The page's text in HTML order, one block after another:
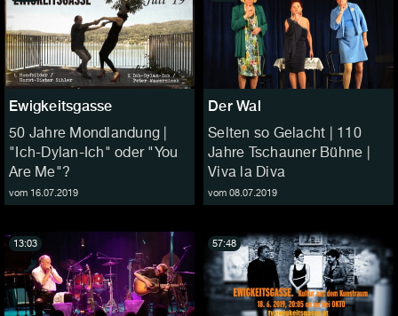
Ewigkeitsgasse
50 Jahre Mondlandung |
"Ich-Dylan-Ich" oder "You
Are Me"?
vom 16.07.2019
Der Wal
Selten so Gelacht | 110
Jahre Tschauner Bühne |
Viva la Diva
vom 08.07.2019
13:03 57:48